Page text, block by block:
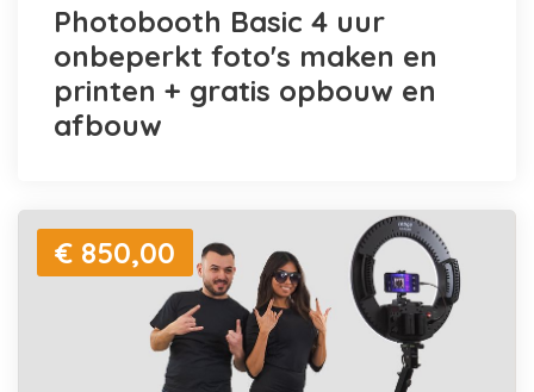
Photobooth Basic 4 uur
onbeperkt foto's maken en
printen + gratis opbouw en
afbouw
€ 850,00